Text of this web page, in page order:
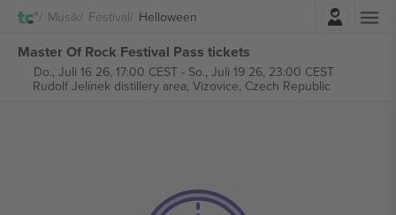
Musik Festival Helloween
Master Of Rock Festival Pass tickets
Do., Juli 16 26, 17:00 CEST- So., Juli 19 26, 23:00 CEST
Rudolf Jelínek distillery area, Vizovice, Czech Republic